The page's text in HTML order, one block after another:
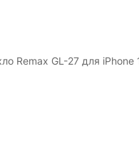
Remax GL-27 для iPhone